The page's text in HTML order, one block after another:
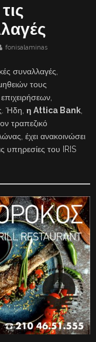
fonisalaminas
συναλλαγές,
τους
Ήδη, η Attica Bank,
τραπεζικό
έχει ανακοινώσει
υπηρεσίες του IRIS